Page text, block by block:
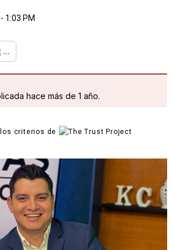
1:03 PM
...
hace más de 1 año.
criterios de